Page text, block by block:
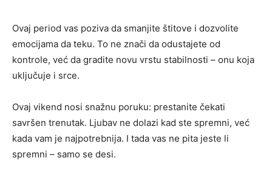
Ovaj period vas poziva da smanjite štitove i dozvolite
emocijama da teku. To ne znači da odustajete od
kontrole, već da gradite novu vrstu stabilnosti – onu koja
uključuje i srce.
Ovaj vikend nosi snažnu poruku: prestanite čekati
savršen trenutak. Ljubav ne dolazi kad ste spremni, već
kada vam je najpotrebnija. I tada vas ne pita jeste li
spremni – samo se desi.